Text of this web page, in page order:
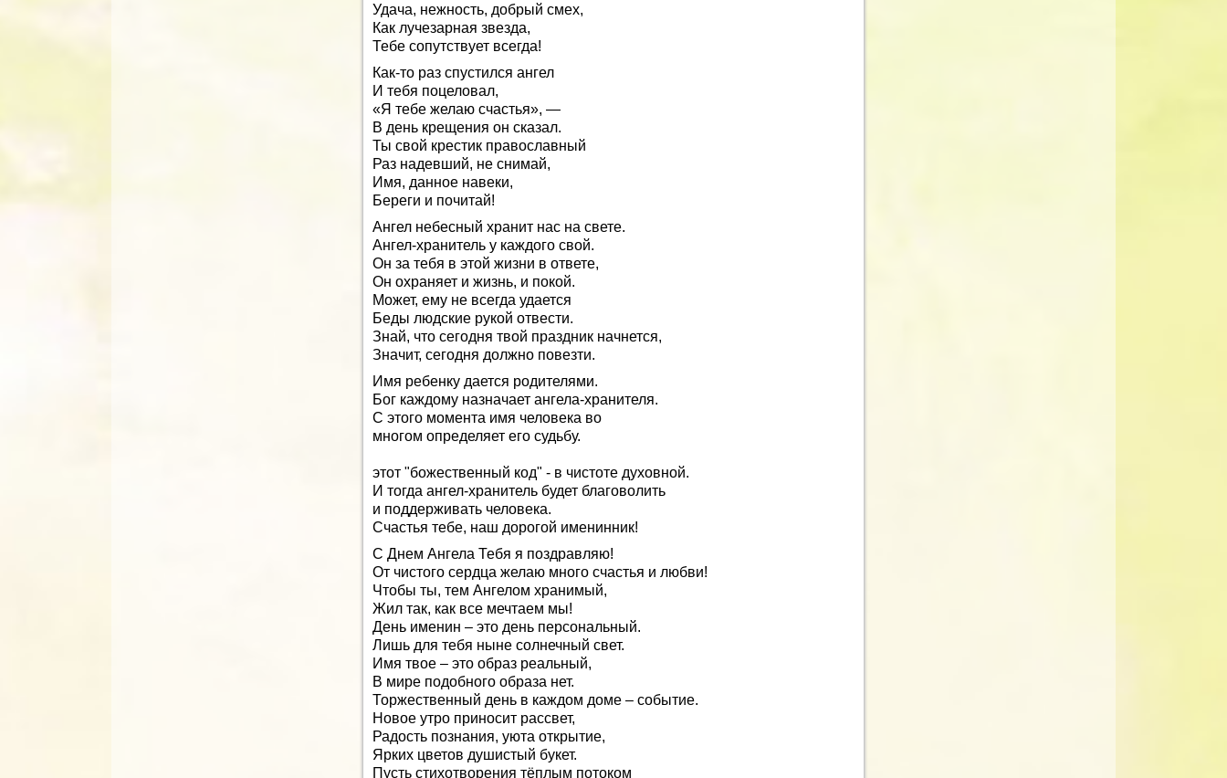
Удача, нежность, добрый смех,
Как лучезарная звезда,
Тебе сопутствует всегда!
Как-то раз спустился ангел
И тебя поцеловал,
«Я тебе желаю счастья», —
В день крещения он сказал.
Ты свой крестик православный
Раз надевший, не снимай,
Имя, данное навеки,
Береги и почитай!
Ангел небесный хранит нас на свете.
Ангел-хранитель у каждого свой.
Он за тебя в этой жизни в ответе,
Он охраняет и жизнь, и покой.
Может, ему не всегда удается
Беды людские рукой отвести.
Знай, что сегодня твой праздник начнется,
Значит, сегодня должно повезти.
Имя ребенку дается родителями.
Бог каждому назначает ангела-хранителя.
С этого момента имя человека во
многом определяет его судьбу.
этот "божественный код" - в чистоте духовной.
И тогда ангел-хранитель будет благоволить
и поддерживать человека.
Счастья тебе, наш дорогой именинник!
С Днем Ангела Тебя я поздравляю!
От чистого сердца желаю много счастья и любви!
Чтобы ты, тем Ангелом хранимый,
Жил так, как все мечтаем мы!
День именин – это день персональный.
Лишь для тебя ныне солнечный свет.
Имя твое – это образ реальный,
В мире подобного образа нет.
Торжественный день в каждом доме – событие.
Новое утро приносит рассвет,
Радость познания, уюта открытие,
Ярких цветов душистый букет.
Пусть стихотворения тёплым потоком